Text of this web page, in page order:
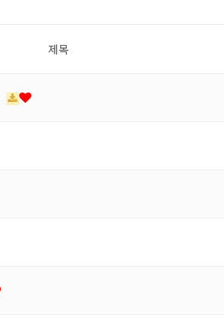
제목